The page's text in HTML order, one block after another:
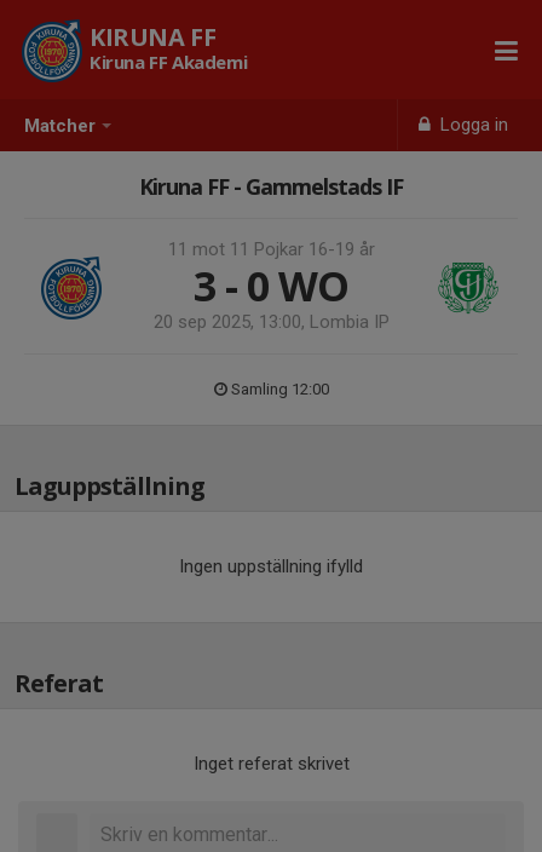
Matcher Logga in
KIRUNA FF
Kiruna FF Akademi
Kiruna FF - Gammelstads IF
11 mot 11 Pojkar 16-19 år
3 - 0WO
20 sep 2025, 13:00, Lombia IP
Samling 12:00
Laguppställning
Ingen uppställning ifylld
Referat
Inget referat skrivet